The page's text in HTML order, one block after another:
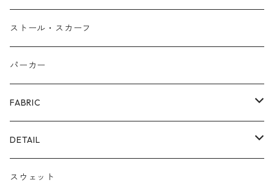
ピアス/イヤリング
リング
布帛
カゴ
ファー
ECOレザー/ファー/ムートン
サンダル/ミュール
スニーカー/カジュアルシューズ
パンプス/綺麗めシューズ
ブーツ
ストール・スカーフ
パーカー
FABRIC
裏毛スウェット
爆暖フリース裏起毛
DETAIL
ロゴ
スウェット